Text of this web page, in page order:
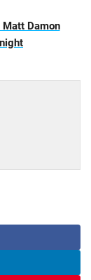
Matt Damon